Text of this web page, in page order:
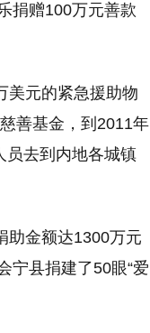
捐赠100万元善款
美元的紧急援助物
善基金，到2011年
员去到内地各城镇
助金额达1300万元
宁县捐建了50眼“爱